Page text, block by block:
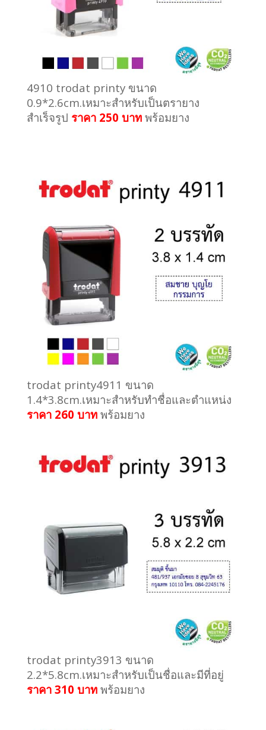
4910 trodat printy ขนาด
0.9*2.6cm.เหมาะสำหรับเป็นตรายาง
สำเร็จรูป ราคา 250 บาท พร้อมยาง
trodat printy4911 ขนาด
1.4*3.8cm.เหมาะสำหรับทำชื่อและตำแหน่ง
ราคา 260 บาท พร้อมยาง
trodat printy3913 ขนาด
2.2*5.8cm.เหมาะสำหรับเป็นชื่อและมีที่อยู่
ราคา 310 บาท พร้อมยาง